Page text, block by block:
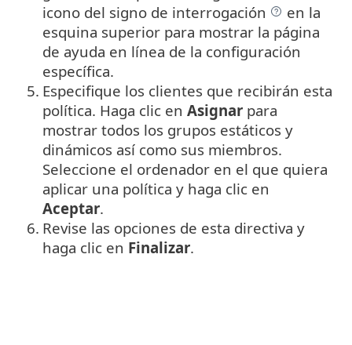
icono del signo de interrogación
en la
esquina superior para mostrar la página
de ayuda en línea de la configuración
específica.
5. Especifique los clientes que recibirán esta
política. Haga clic en Asignar para
mostrar todos los grupos estáticos y
dinámicos así como sus miembros.
Seleccione el ordenador en el que quiera
aplicar una política y haga clic en
Aceptar.
6. Revise las opciones de esta directiva y
haga clic en Finalizar.